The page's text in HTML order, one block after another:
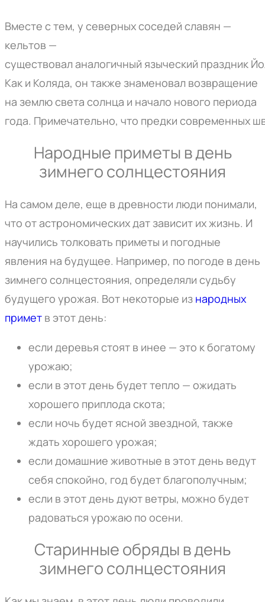
Вместе с тем, у северных соседей славян —
кельтов —
существовал аналогичный языческий праздник
Как и Коляда, он также знаменовал возвращение
на землю света солнца и начало нового периода
года. Примечательно, что предки современных
Народные приметы в день
зимнего солнцестояния
На самом деле, еще в древности люди понимали,
что от астрономических дат зависит их жизнь. И
научились толковать приметы и погодные
явления на будущее. Например, по погоде в день
зимнего солнцестояния, определяли судьбу
будущего урожая. Вот некоторые из народных
примет в этот день:
если деревья стоят в инее — это к богатому
урожаю;
если в этот день будет тепло — ожидать
хорошего приплода скота;
если ночь будет ясной звездной, также
ждать хорошего урожая;
если домашние животные в этот день ведут
себя спокойно, год будет благополучным;
если в этот день дуют ветры, можно будет
радоваться урожаю по осени.
Старинные обряды в день
зимнего солнцестояния